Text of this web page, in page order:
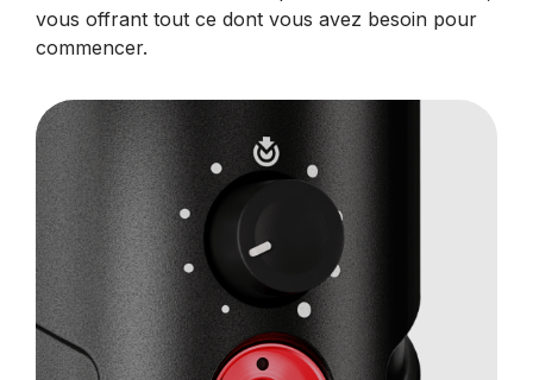
vous offrant tout ce dont vous avez besoin pour
commencer.